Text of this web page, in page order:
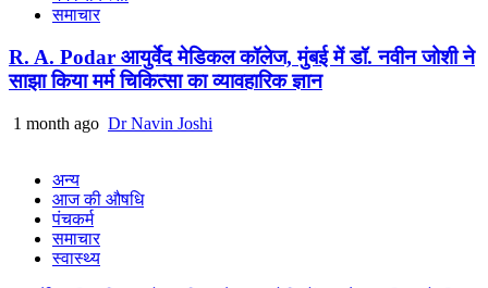
समाचार
R. A. Podar आयुर्वेद मेडिकल कॉलेज, मुंबई में डॉ. नवीन जोशी ने
साझा किया मर्म चिकित्सा का व्यावहारिक ज्ञान
1 month ago Dr Navin Joshi
अन्य
आज की औषधि
पंचकर्म
समाचार
स्वास्थ्य